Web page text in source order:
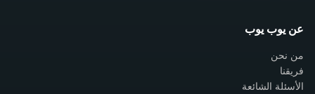
عن يوب يوب
من نحن
فريقنا
الأسئلة الشائعة